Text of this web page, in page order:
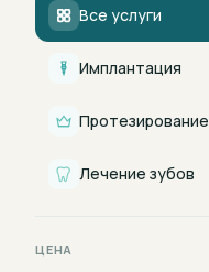
Все услуги
Имплантация
Протезирование
Лечение зубов
ЦЕНА